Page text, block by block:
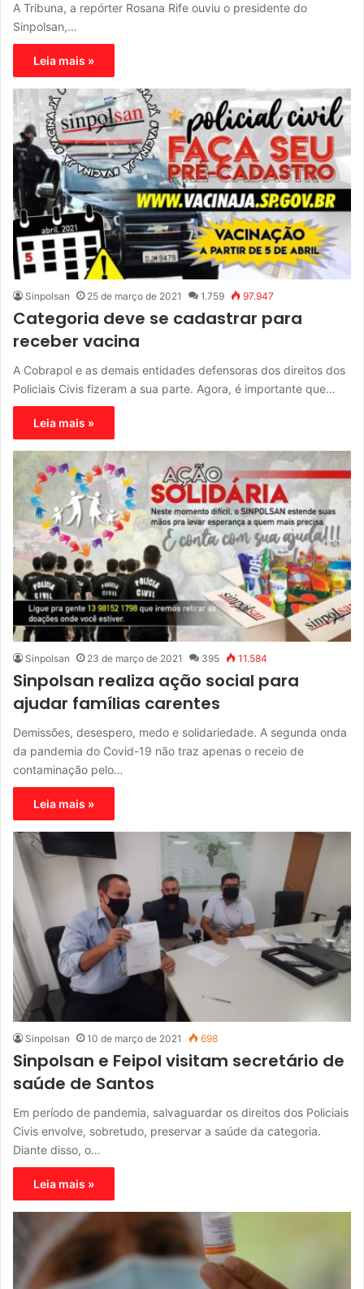
A Tribuna, a repórter Rosana Rife ouviu o presidente do
Sinpolsan,…
Leia mais »
Sinpolsan 25 de março de 2021 1.759 97.947
Categoria deve se cadastrar para
receber vacina
A Cobrapol e as demais entidades defensoras dos direitos dos
Policiais Civis fizeram a sua parte. Agora, é importante que…
Leia mais »
Sinpolsan 23 de março de 2021 395 11.584
Sinpolsan realiza ação social para
ajudar famílias carentes
Demissões, desespero, medo e solidariedade. A segunda onda
da pandemia do Covid-19 não traz apenas o receio de
contaminação pelo…
Leia mais »
Sinpolsan 10 de março de 2021 698
Sinpolsan e Feipol visitam secretário de
saúde de Santos
Em período de pandemia, salvaguardar os direitos dos Policiais
Civis envolve, sobretudo, preservar a saúde da categoria.
Diante disso, o…
Leia mais »